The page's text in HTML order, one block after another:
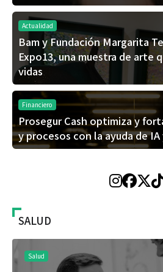
Actualidad
Bam y Fundación Margarita
Expo13, una muestra de arte
vidas
Financiero
Prosegur Cash optimiza y
y procesos con la ayuda de
SALUD
Salud